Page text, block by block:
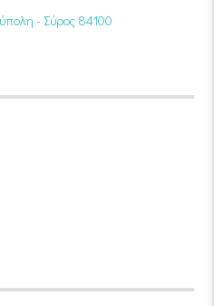
- Σύρος 84100